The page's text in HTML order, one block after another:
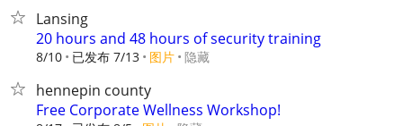
Lansing
20 hours and 48 hours of security training
8/10 已发布 7/13 图片 隐藏
hennepin county
Free Corporate Wellness Workshop!